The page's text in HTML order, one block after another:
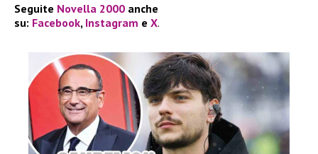
Seguite Novella 2000 anche
su: Facebook, Instagram e X.